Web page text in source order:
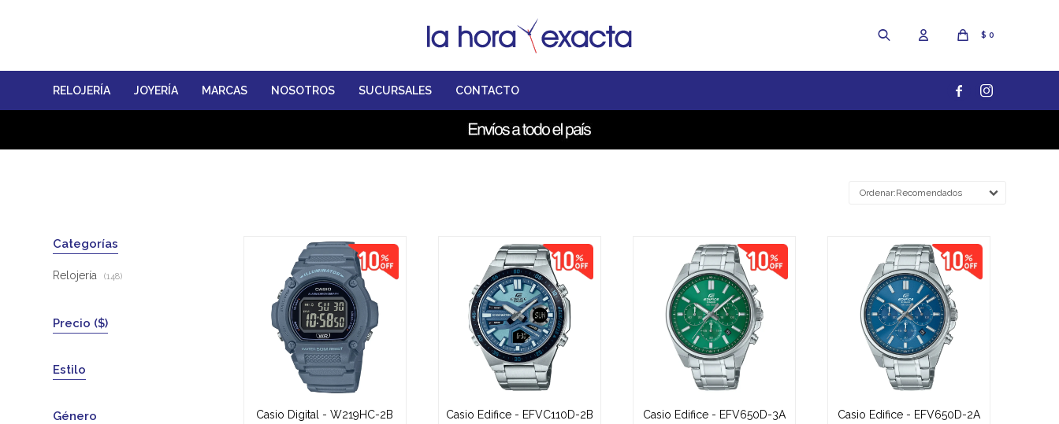
RELOJERÍA JOYERÍA MARCAS NOSOTROS SUCURSALES CONTACTO
$ 0
 
Recomendados
Casio Digital - W219HC-2B Casio Edifice - EFVC110D-2B Casio Edifice - EFV650D-3A Casio Edifice - EFV650D-2A
Categorías
Relojería (148)
Precio ($)
Estilo
Género